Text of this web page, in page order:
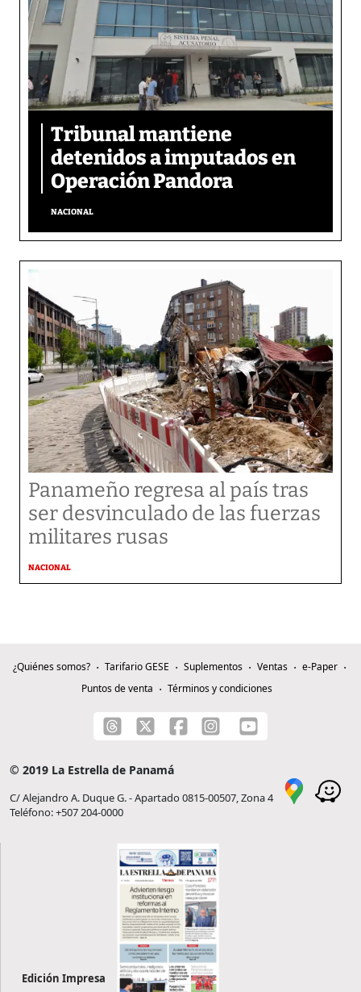
Tribunal mantiene
detenidos a imputados en
Operación Pandora
NACIONAL
Panameño regresa al país tras
ser desvinculado de las fuerzas
militares rusas
NACIONAL
¿Quiénes somos? Tarifario GESE Suplementos Ventas
e-Paper
Puntos de venta
Términos y condiciones
© 2019 La Estrella de Panamá
C/ Alejandro A. Duque G. - Apartado 0815-00507, Zona 4
Teléfono: +507 204-0000
Edición Impresa